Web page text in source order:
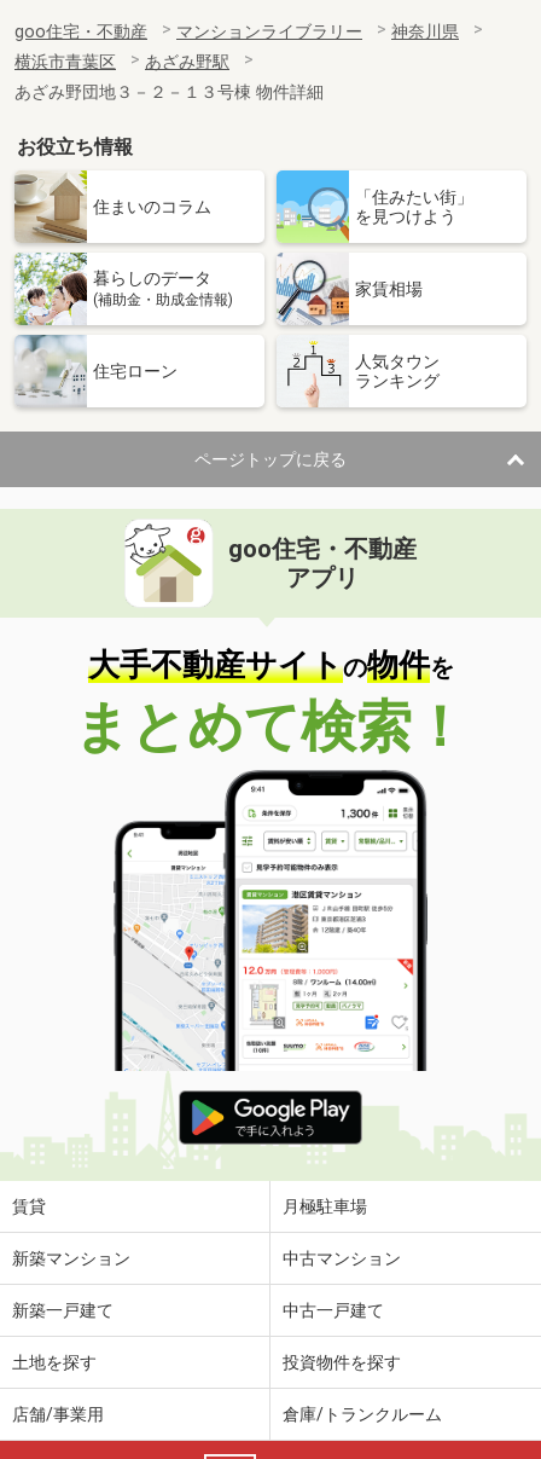
goo住宅・不動産 マンションライブラリー
神奈川県
横浜市青葉区
あざみ野駅
あざみ野団地３－２－１３号棟 物件詳細
お役立ち情報
住まいのコラム
「住みたい街」
を見つけよう
暮らしのデータ
(補助金・助成金情報)
家賃相場
住宅ローン
人気タウン
ランキング
ページトップに戻る
goo住宅・不動産
アプリ
大手不動産サイトの物件を
まとめて検索！
賃貸 月極駐車場
新築マンション 中古マンション
新築一戸建て 中古一戸建て
土地を探す 投資物件を探す
店舗/事業用 倉庫/トランクルーム